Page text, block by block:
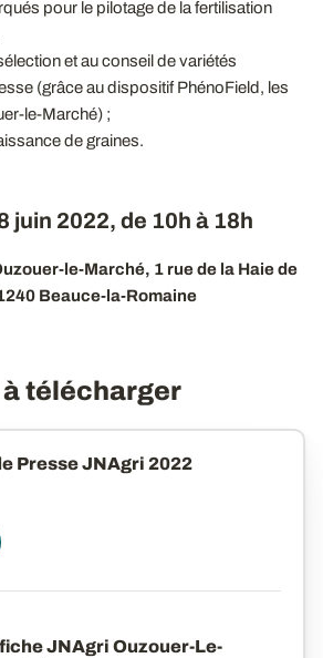
pour le pilotage de la fertilisation
et au conseil de variétés
(grâce au dispositif PhénoField, les
le-Marché) ;
de graines.
juin 2022, de 10h à 18h
le-Marché, 1 rue de la Haie de
Beauce-la-Romaine
télécharger
Presse JNAgri 2022
JNAgri Ouzouer-Le-